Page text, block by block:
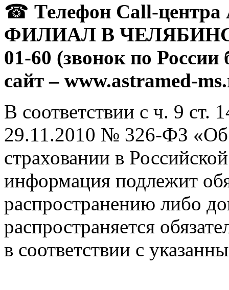
☎ Телефон Call-
ФИЛИАЛ В
01-60 (звонок по
сайт – www.astramed-
В соответствии с ч. 9 ст.
29.11.2010 № 326-ФЗ «Об
страховании в
информация подлежит
распространению либо
распространяется
в соответствии с